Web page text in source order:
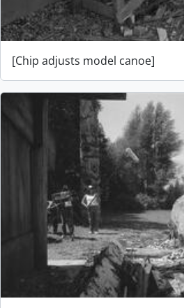
[Chip adjusts model canoe]